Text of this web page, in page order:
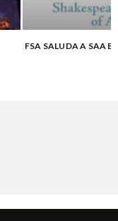
FSA SALUDA A SAA